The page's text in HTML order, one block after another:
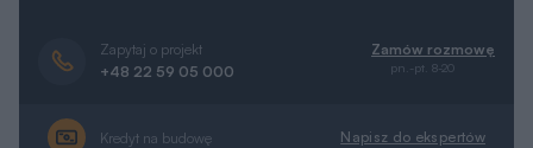
Zapytaj o projekt
+48 22 59 05 000
Zamów rozmowę
pn.-pt. 8-20
Kredyt na budowę Napisz do ekspertów